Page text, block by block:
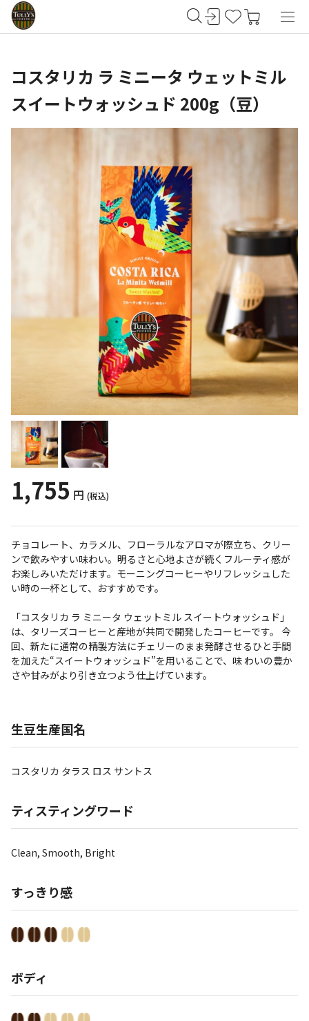
コスタリカ ラ ミニータ ウェットミル
スイートウォッシュド 200g（豆）
チョコレート、カラメル、フローラルなアロマが際立ち、クリー
ンで飲みやすい味わい。明るさと心地よさが続くフルーティ感が
お楽しみいただけます。モーニングコーヒーやリフレッシュした
い時の一杯として、おすすめです。
「コスタリカ ラ ミニータ ウェットミル スイートウォッシュド」
は、タリーズコーヒーと産地が共同で開発したコーヒーです。 今
回、新たに通常の精製方法にチェリーのまま発酵させるひと手間
を加えた“スイートウォッシュド”を用いることで、味 わいの豊か
さや甘みがより引き立つよう仕上げています。
生豆生産国名
コスタリカ タラス ロス サントス
ティスティングワード
Clean, Smooth, Bright
すっきり感
ボディ
1,755 円 (税込)